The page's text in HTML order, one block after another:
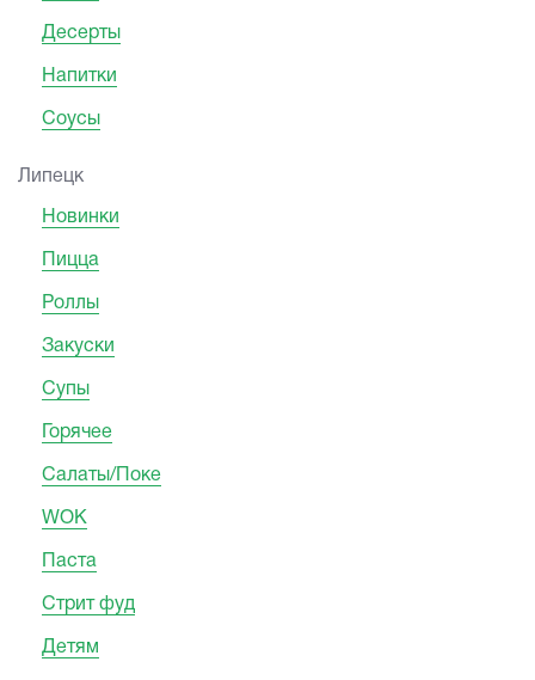
Десерты
Напитки
Соусы
Липецк
Новинки
Пицца
Роллы
Закуски
Супы
Горячее
Салаты/Поке
WOK
Паста
Стрит фуд
Детям